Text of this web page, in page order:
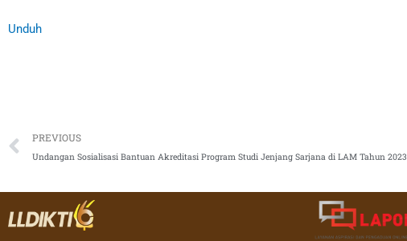
Unduh
Prev
PREVIOUS
Undangan Sosialisasi Bantuan Akreditasi Program Studi Jenjang Sarjana di LAM Tahun 2023